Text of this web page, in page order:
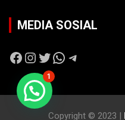
MEDIA SOSIAL
Facebook
Instagram
Twitter
WhatsApp
Telegram
Copyright © 2023 |
1